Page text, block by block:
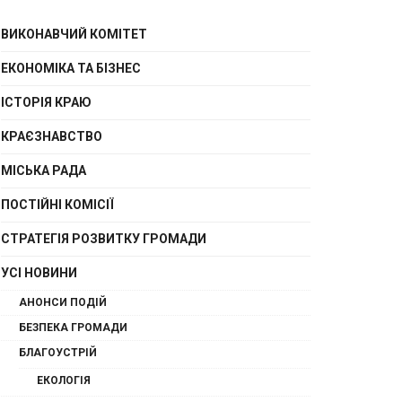
ВИКОНАВЧИЙ КОМІТЕТ
ЕКОНОМІКА ТА БІЗНЕС
ІСТОРІЯ КРАЮ
КРАЄЗНАВСТВО
МІСЬКА РАДА
ПОСТІЙНІ КОМІСІЇ
СТРАТЕГІЯ РОЗВИТКУ ГРОМАДИ
УСІ НОВИНИ
АНОНСИ ПОДІЙ
БЕЗПЕКА ГРОМАДИ
БЛАГОУСТРІЙ
ЕКОЛОГІЯ